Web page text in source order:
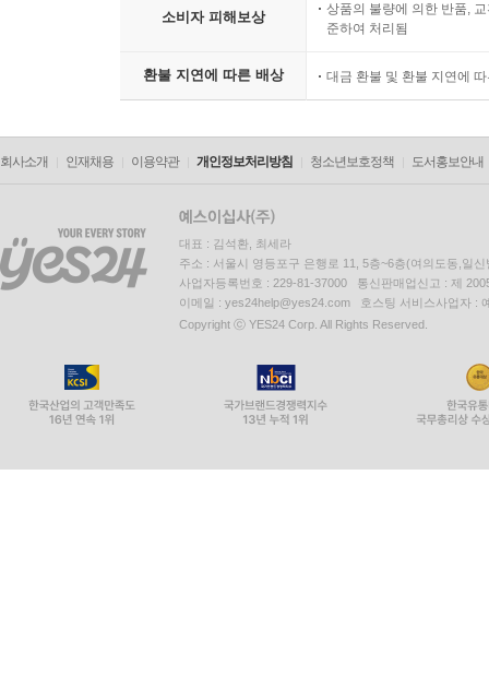
소비자 피해보상
상품의 불량에 의한 반품,
준하여 처리됨
환불 지연에 따른 배상 대금 환불 및 환불 지연에
회사소개 인재채용 이용약관 개인정보처리방침 청소년보호정책 도서홍보안내
대표 : 김석환, 최세라
주소 : 서울시 영등포구 은행로 11, 5층~6층(여의도동,일신
사업자등록번호 : 229-81-37000 통신판매업신고 : 제
이메일 : yes24help@yes24.com 호스팅 서비스사업자 :
Copyright ⓒ YES24 Corp. All Rights Reserved.